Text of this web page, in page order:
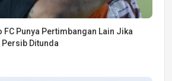
FC Punya Pertimbangan Lain Jika
Ditunda